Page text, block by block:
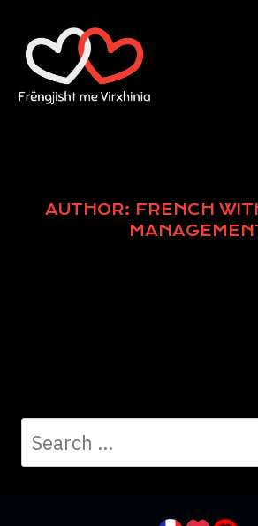
AUTHOR: FRENCH